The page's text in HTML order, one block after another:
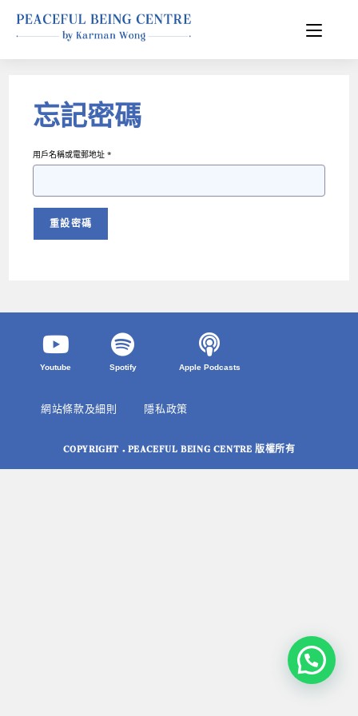
忘記密碼
用戶名稱或電郵地址 *
Youtube Spotify Apple Podcasts
網站條款及細則 隱私政策
COPYRIGHT © PEACEFUL BEING CENTRE 版權所有